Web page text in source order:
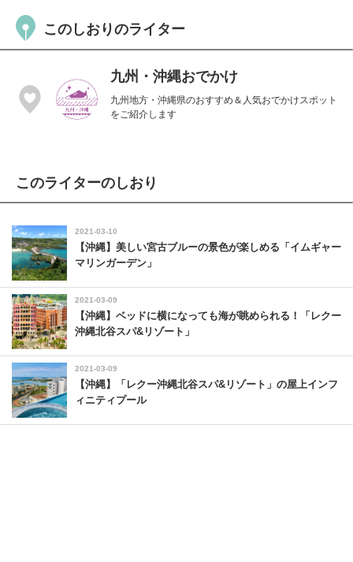
このしおりのライター
九州・沖縄おでかけ
九州地方・沖縄県のおすすめ＆人気おでかけスポット
をご紹介します
このライターのしおり
2021-03-10
【沖縄】美しい宮古ブルーの景色が楽しめる「イムギャー
マリンガーデン」
2021-03-09
【沖縄】ベッドに横になっても海が眺められる！「レクー
沖縄北谷スパ&リゾート」
2021-03-09
【沖縄】「レクー沖縄北谷スパ&リゾート」の屋上インフ
ィニティプール